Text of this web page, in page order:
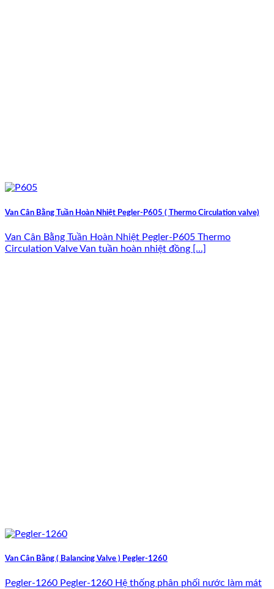
Van Cân Bằng Tuần Hoàn Nhiệt Pegler-P605 ( Thermo Circulation valve)
Van Cân Bằng Tuần Hoàn Nhiệt Pegler-P605 Thermo
Circulation Valve Van tuần hoàn nhiệt đồng [...]
Van Cân Bằng ( Balancing Valve ) Pegler-1260
Pegler-1260 Pegler-1260 Hệ thống phân phối nước làm mát